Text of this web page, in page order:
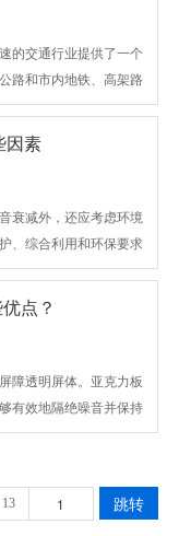
的交通行业提供了一个
路和市内地铁、高架路
方便。但是，我们也无
成严重危害。在学术界
屏障的关键核心技术就
因素
衰减外，还应考虑环境
、综合利用和环保要求
点？
障透明屏体。亚克力板
有效地隔绝噪音并保持
作用。
13 跳转